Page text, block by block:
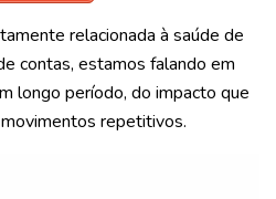
relacionada à saúde de
contas, estamos falando em
longo período, do impacto que
repetitivos.